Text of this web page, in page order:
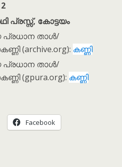
പ്രസ്സ്, കോട്ടയം
താൾ/
(archive.org): കണ്ണി
താൾ/
(gpura.org): കണ്ണി
Facebook